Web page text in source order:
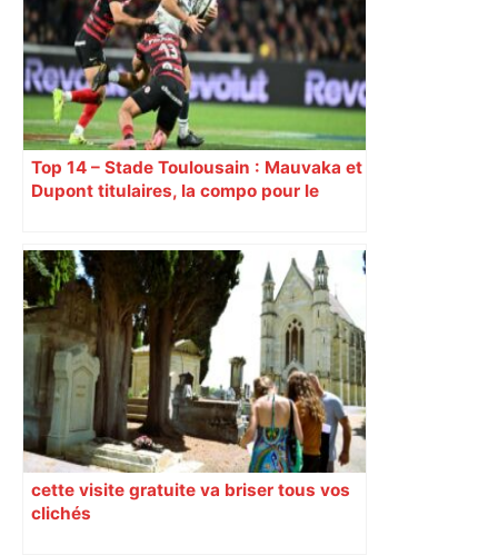
Top 14 – Stade Toulousain : Mauvaka et
Dupont titulaires, la compo pour le
cette visite gratuite va briser tous vos
clichés